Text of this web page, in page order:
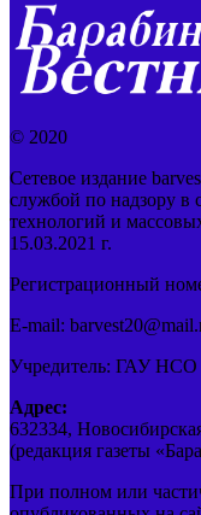
© 2020
Сетевое издание
службой по надзору в
технологий и
15.03.2021 г.
Регистрационный
E-mail:
Учредитель: ГАУ НСО
Адрес:
632334,
(редакция газеты
При полном или